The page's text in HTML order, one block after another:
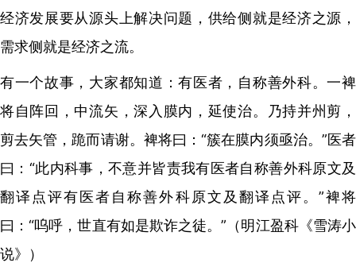
经济发展要从源头上解决问题，供给侧就是经济之源，
需求侧就是经济之流。
有一个故事，大家都知道：有医者，自称善外科。一裨
将自阵回，中流矢，深入膜内，延使治。乃持并州剪，
剪去矢管，跪而请谢。裨将曰：“簇在膜内须亟治。”医者
曰：“此内科事，不意并皆责我有医者自称善外科原文及
翻译点评有医者自称善外科原文及翻译点评。”裨将
曰：“呜呼，世直有如是欺诈之徒。”（明江盈科《雪涛小
说》）